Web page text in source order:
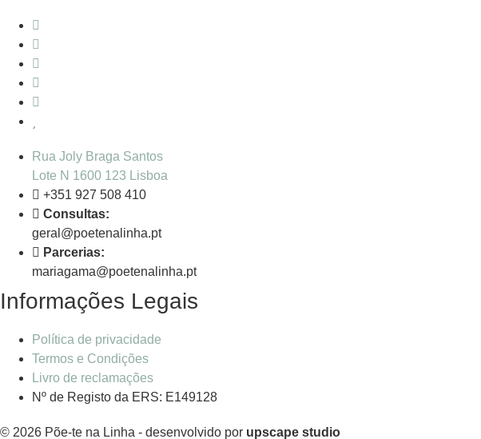
Rua Joly Braga Santos
Lote N 1600 123 Lisboa
+351 927 508 410
Consultas:
geral@poetenalinha.pt
Parcerias:
mariagama@poetenalinha.pt
Informações Legais
Política de privacidade
Termos e Condições
Livro de reclamações
Nº de Registo da ERS: E149128
© 2026 Põe-te na Linha - desenvolvido por upscape studio